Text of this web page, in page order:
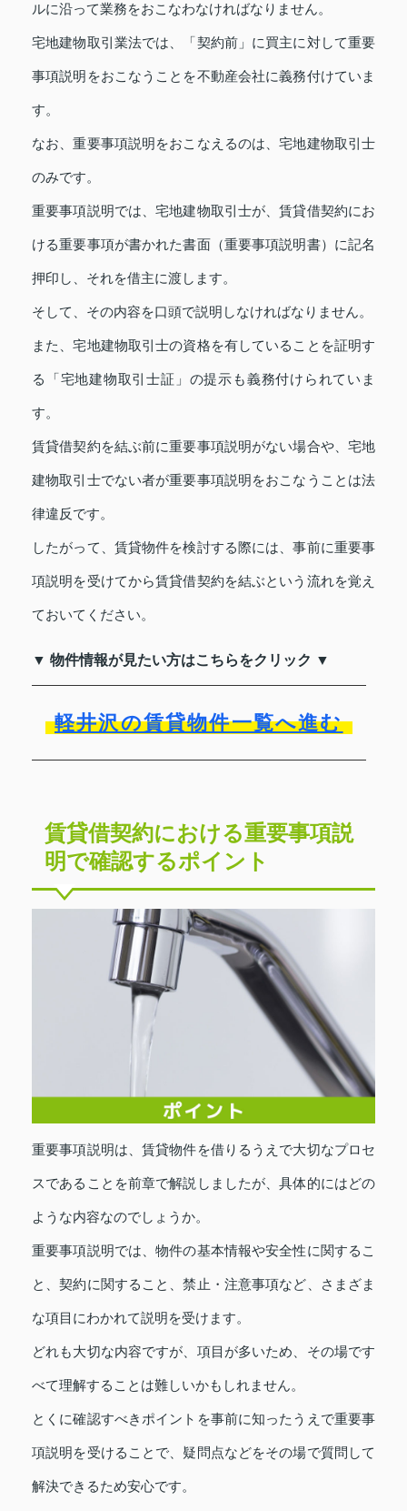
ルに沿って業務をおこなわなければなりません。
宅地建物取引業法では、「契約前」に買主に対して重要
事項説明をおこなうことを不動産会社に義務付けていま
す。
なお、重要事項説明をおこなえるのは、宅地建物取引士
のみです。
重要事項説明では、宅地建物取引士が、賃貸借契約にお
ける重要事項が書かれた書面（重要事項説明書）に記名
押印し、それを借主に渡します。
そして、その内容を口頭で説明しなければなりません。
また、宅地建物取引士の資格を有していることを証明す
る「宅地建物取引士証」の提示も義務付けられていま
す。
賃貸借契約を結ぶ前に重要事項説明がない場合や、宅地
建物取引士でない者が重要事項説明をおこなうことは法
律違反です。
したがって、賃貸物件を検討する際には、事前に重要事
項説明を受けてから賃貸借契約を結ぶという流れを覚え
ておいてください。
▼ 物件情報が見たい方はこちらをクリック ▼
軽井沢の賃貸物件一覧へ進む
賃貸借契約における重要事項説
明で確認するポイント
重要事項説明は、賃貸物件を借りるうえで大切なプロセ
スであることを前章で解説しましたが、具体的にはどの
ような内容なのでしょうか。
重要事項説明では、物件の基本情報や安全性に関するこ
と、契約に関すること、禁止・注意事項など、さまざま
な項目にわかれて説明を受けます。
どれも大切な内容ですが、項目が多いため、その場です
べて理解することは難しいかもしれません。
とくに確認すべきポイントを事前に知ったうえで重要事
項説明を受けることで、疑問点などをその場で質問して
解決できるため安心です。